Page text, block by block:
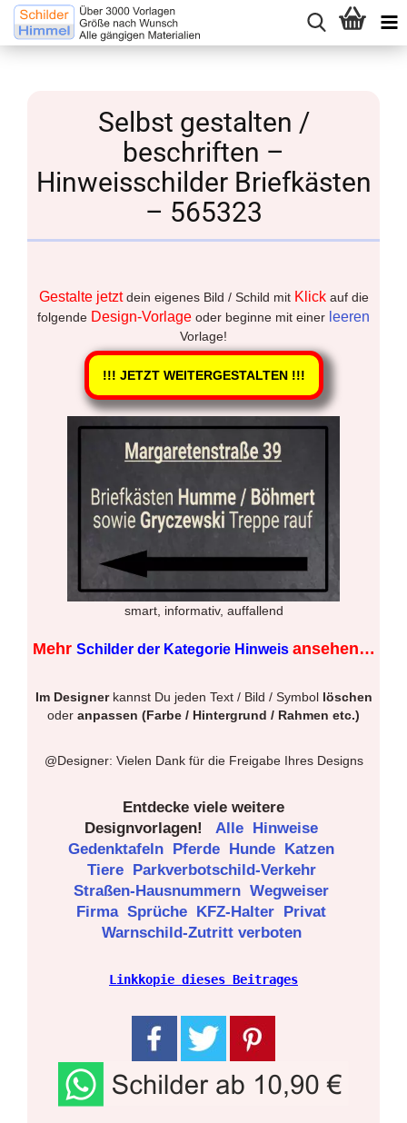
Selbst gestalten /
beschriften –
Hinweisschilder Briefkästen
– 565323
Gestalte jetztdein eigenes Bild / Schild mit Klickauf die
folgende Design-Vorlage oder beginne mit einer leeren
Vorlage!
!!! JETZT WEITERGESTALTEN !!!
smart, informativ, auffallend
Mehr Schilder der Kategorie Hinweis ansehen…
Im Designerkannst Du jeden Text / Bild / Symbol löschen
oder anpassen (Farbe / Hintergrund / Rahmen etc.)
@Designer: Vielen Dank für die Freigabe Ihres Designs
Entdecke viele weitere
Designvorlagen!
Alle Hinweise
Gedenktafeln Pferde Hunde Katzen
Tiere Parkverbotschild-Verkehr
Straßen-Hausnummern Wegweiser
Firma Sprüche KFZ-Halter Privat
Warnschild-Zutritt verboten
Linkkopie dieses Beitrages